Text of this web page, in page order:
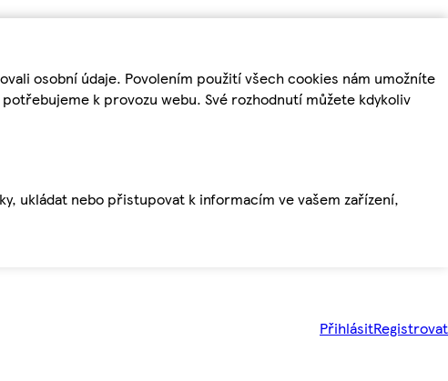
osobní údaje. Povolením použití všech cookies nám umožníte
k provozu webu. Své rozhodnutí můžete kdykoliv
ukládat nebo přistupovat k informacím ve vašem zařízení,
PřihlásitRegistrovat